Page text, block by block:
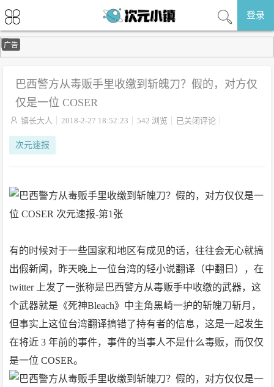
登录
广告
巴西警方从毒贩手里收缴到斩魄刀？假的，对方仅
仅是一位 COSER
 镇长大人 2018-2-27 18:52:23 542 浏览 已关闭评论
次元速报
有的时候对于一些国家和地区有成见的话，往往会无心就搞
出假新闻，昨天晚上一位台湾的轻小说翻译（中翻日），在
twitter 上发了一张称是巴西警方从毒贩手中收缴的武器，这
个武器就是《死神Bleach》中主角黑崎一护的斩魄刀斩月，
但事实上这位台湾翻译搞错了持有者的信息，这是一起发生
在将近 3 年前的事件，事件的当事人不是什么毒贩，而仅仅
是一位 COSER。